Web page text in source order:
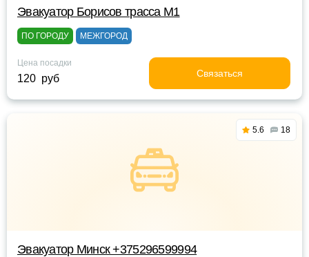
Эвакуатор Борисов трасса М1
ПО ГОРОДУ МЕЖГОРОД
Цена посадки
120 руб Связаться
5.6 18
Эвакуатор Минск +375296599994